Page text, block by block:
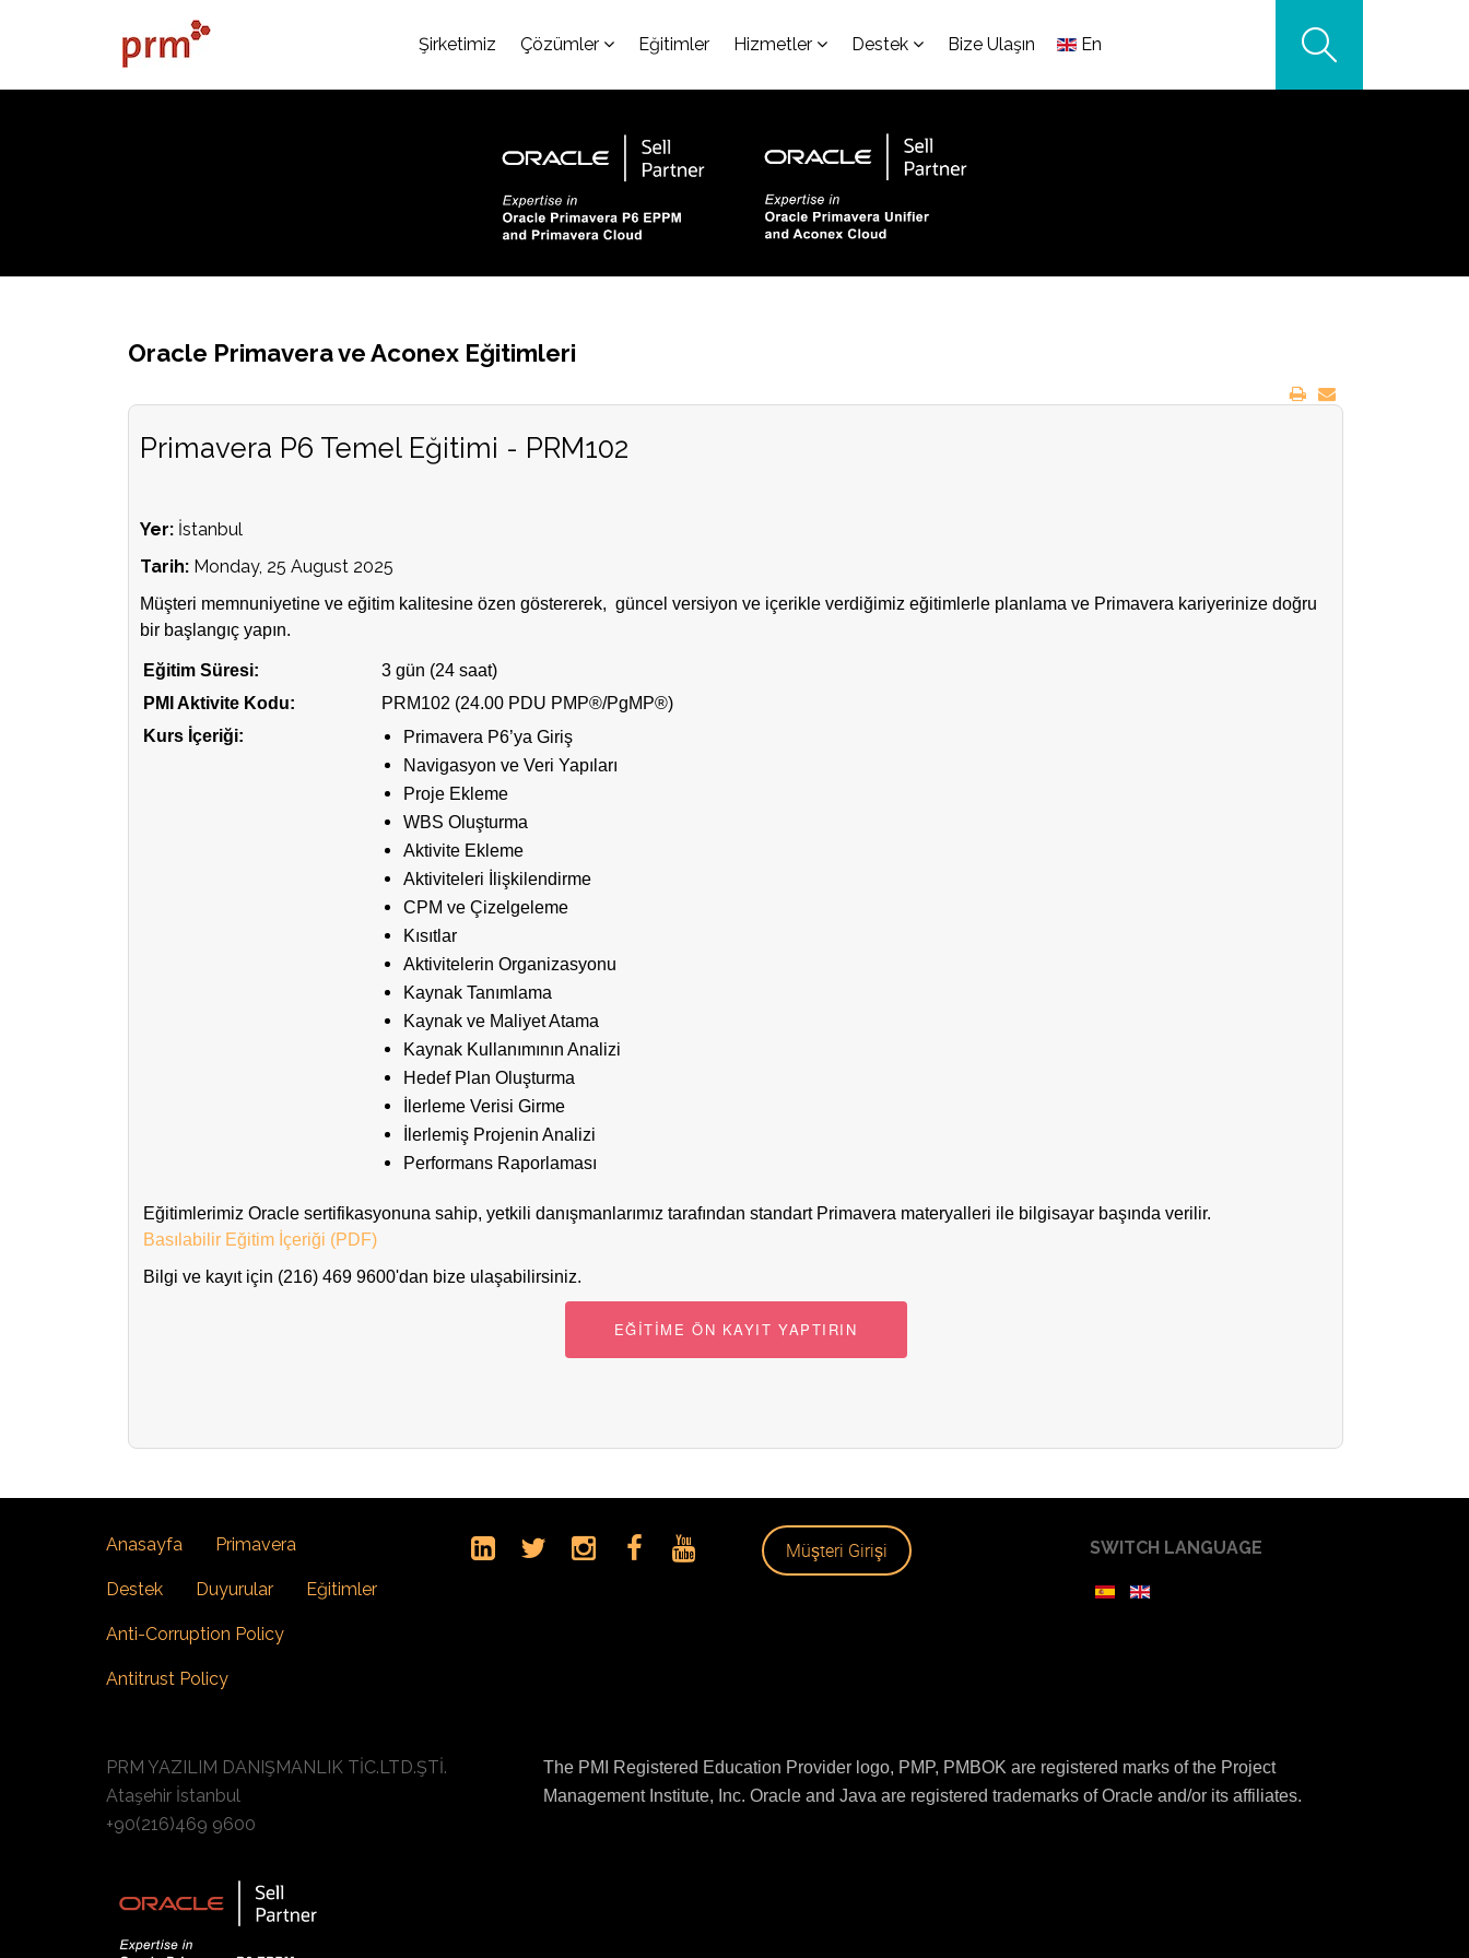
Şirketimiz Çözümler Eğitimler Hizmetler Destek Bize Ulaşın En
Oracle Primavera ve Aconex Eğitimleri
Primavera P6 Temel Eğitimi - PRM102
Yer: İstanbul
Tarih: Monday, 25 August 2025
Müşteri memnuniyetine ve eğitim kalitesine özen göstererek, güncel versiyon ve içerikle verdiğimiz eğitimlerle planlama ve Primavera kariyerinize doğru
bir başlangıç yapın.
Eğitim Süresi:
3 gün (24 saat)
PMI Aktivite Kodu:
PRM102 (24.00 PDU PMP®/PgMP®)
Kurs İçeriği:
Primavera P6’ya Giriş
Navigasyon ve Veri Yapıları
Proje Ekleme
WBS Oluşturma
Aktivite Ekleme
Aktiviteleri İlişkilendirme
CPM ve Çizelgeleme
Kısıtlar
Aktivitelerin Organizasyonu
Kaynak Tanımlama
Kaynak ve Maliyet Atama
Kaynak Kullanımının Analizi
Hedef Plan Oluşturma
İlerleme Verisi Girme
İlerlemiş Projenin Analizi
Performans Raporlaması
Eğitimlerimiz Oracle sertifikasyonuna sahip, yetkili danışmanlarımız tarafından standart Primavera materyalleri ile bilgisayar başında verilir.
Basılabilir Eğitim İçeriği (PDF)
Bilgi ve kayıt için (216) 469 9600'dan bize ulaşabilirsiniz.
EĞİTİME ÖN KAYIT YAPTIRIN
Anasayfa Primavera
Destek Duyurular Eğitimler
Anti-Corruption Policy
Antitrust Policy
Müşteri Girişi SWITCH LANGUAGE
PRM YAZILIM DANIŞMANLIK TİC.LTD.ŞTİ.
Ataşehir İstanbul
+90(216)469 9600
The PMI Registered Education Provider logo, PMP, PMBOK are registered marks of the Project
Management Institute, Inc. Oracle and Java are registered trademarks of Oracle and/or its affiliates.